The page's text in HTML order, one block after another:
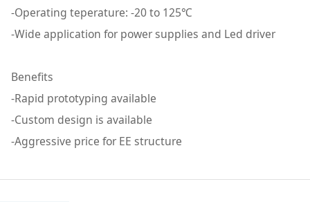
-Operating teperature: -20 to 125℃
-Wide application for power supplies and Led driver
Benefits
-Rapid prototyping available
-Custom design is available
-Aggressive price for EE structure